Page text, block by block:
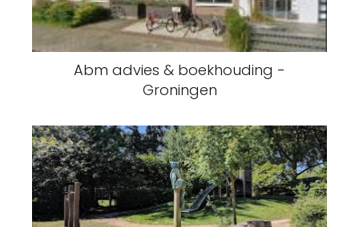
Abm advies & boekhouding -
Groningen